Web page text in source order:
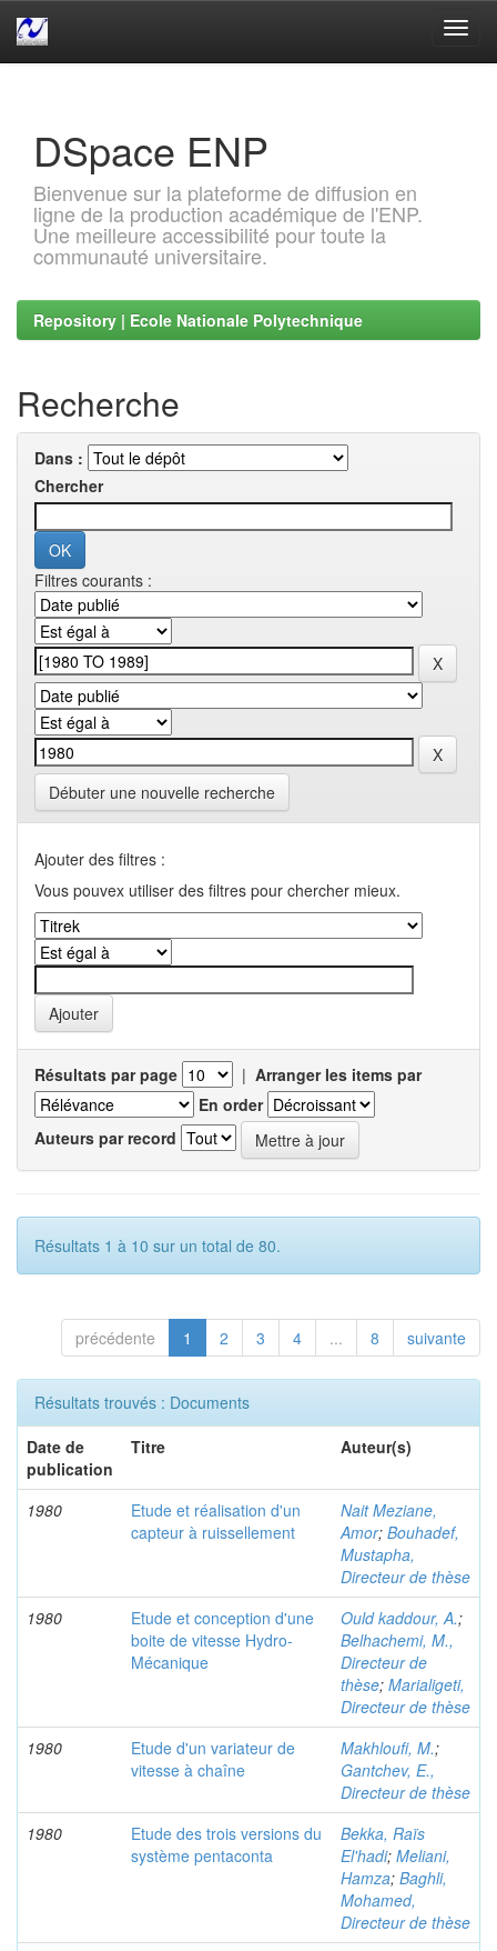
DSpace ENP
Bienvenue sur la plateforme de diffusion en
ligne de la production académique de l'ENP.
Une meilleure accessibilité pour toute la
communauté universitaire.
Repository | Ecole Nationale Polytechnique
Recherche
Dans :
Chercher
Filtres courants :
Débuter une nouvelle recherche
Ajouter des filtres :
Vous pouvex utiliser des filtres pour chercher mieux.
Résultats par page | Arranger les items par
En order
Auteurs par record
Résultats 1 à 10 sur un total de 80.
précédente 1 2 3 4 ... 8 suivante
Résultats trouvés : Documents
Date de
publication
Titre Auteur(s)
1980
Etude et réalisation d'un
capteur à ruissellement
Nait Meziane,
Amor; Bouhadef,
Mustapha,
Directeur de thèse
1980
Etude et conception d'une
boite de vitesse Hydro-
Mécanique
Ould kaddour, A.;
Belhachemi, M.,
Directeur de
thèse; Marialigeti,
Directeur de thèse
1980
Etude d'un variateur de
vitesse à chaîne
Makhloufi, M.;
Gantchev, E.,
Directeur de thèse
1980
Etude des trois versions du
système pentaconta
Bekka, Raïs
El'hadi; Meliani,
Hamza; Baghli,
Mohamed,
Directeur de thèse